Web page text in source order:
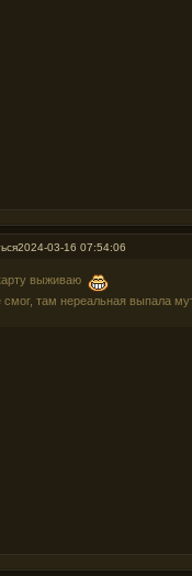
2024-03-16 07:54:06
выживаю
смог, там нереальная выпала